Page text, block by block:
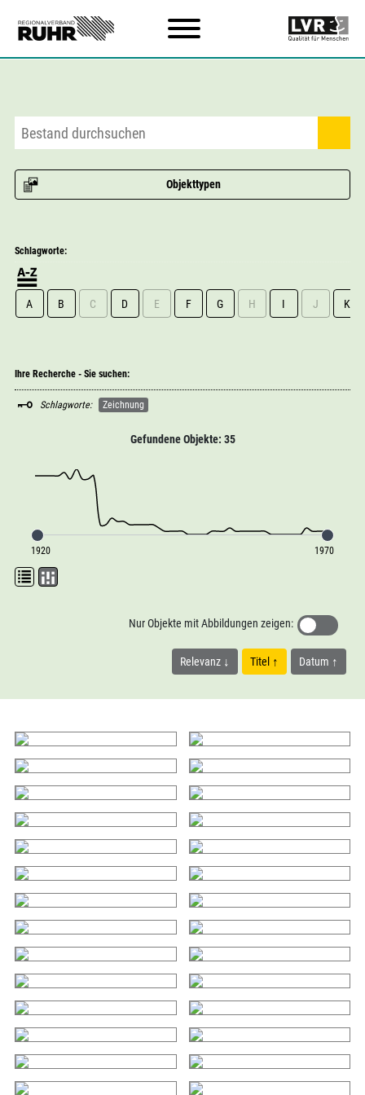
Objekttypen
Gefundene Objekte: 35
1920 1970
Relevanz Titel Datum
Nur Objekte mit Abbildungen zeigen:
Schlagworte:
A B C D E F G H I J K
Ihre Recherche - Sie suchen:
Schlagworte: Zeichnung